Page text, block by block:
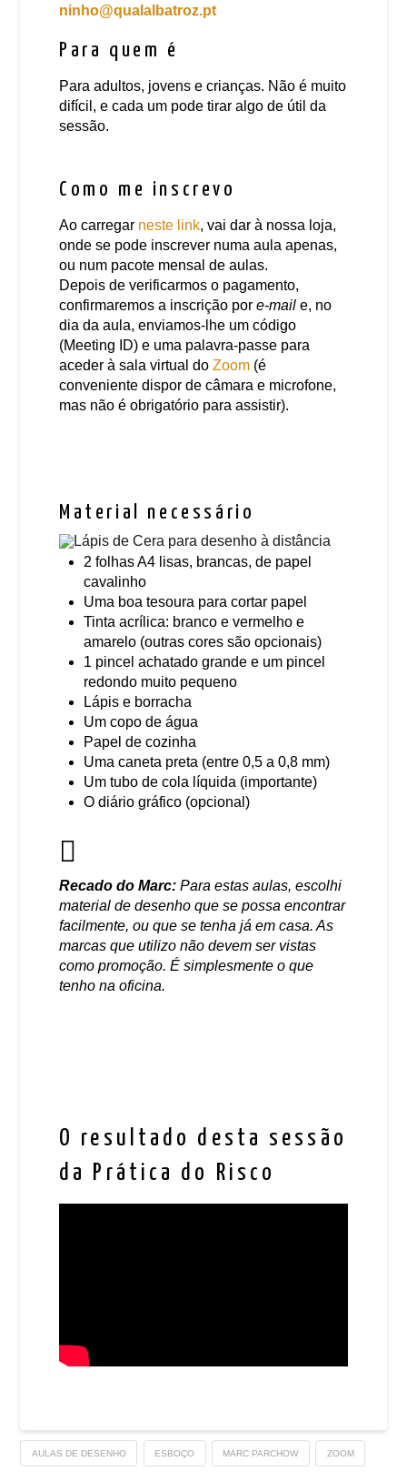
ninho@qualalbatroz.pt
Para quem é
Para adultos, jovens e crianças. Não é muito
difícil, e cada um pode tirar algo de útil da
sessão.
Como me inscrevo
Ao carregar neste link, vai dar à nossa loja,
onde se pode inscrever numa aula apenas,
ou num pacote mensal de aulas.
Depois de verificarmos o pagamento,
confirmaremos a inscrição pore-mail e, no
dia da aula, enviamos-lhe um código
(Meeting ID) e uma palavra-passe para
aceder à sala virtual doZoom (é
conveniente dispor de câmara e microfone,
mas não é obrigatório para assistir).
Material necessário
2 folhas A4 lisas, brancas, de papel
cavalinho
Uma boa tesoura para cortar papel
Tinta acrílica: branco e vermelho e
amarelo (outras cores são opcionais)
1 pincel achatado grande e um pincel
redondo muito pequeno
Lápis e borracha
Um copo de água
Papel de cozinha
Uma caneta preta (entre 0,5 a 0,8 mm)
Um tubo de cola líquida (importante)
O diário gráfico (opcional)
Recado do Marc: Para estas aulas, escolhi
material de desenho que se possa encontrar
facilmente, ou que se tenha já em casa. As
marcas que utilizo não devem ser vistas
como promoção. É simplesmente o que
tenho na oficina.
O resultado desta sessão
da Prática do Risco
AULAS DE DESENHO ESBOÇO MARC PARCHOW ZOOM